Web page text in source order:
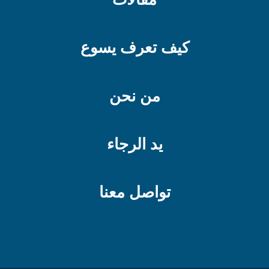
كيف تعرف يسوع
من نحن
يد الرجاء
تواصل معنا